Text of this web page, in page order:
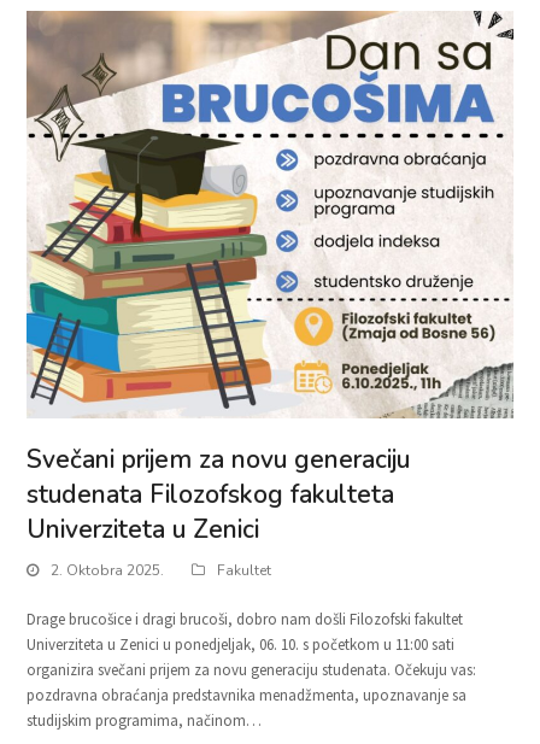
Svečani prijem za novu generaciju
studenata Filozofskog fakulteta
Univerziteta u Zenici
2. Oktobra 2025. Fakultet
Drage brucošice i dragi brucoši, dobro nam došli Filozofski fakultet
Univerziteta u Zenici u ponedjeljak, 06. 10. s početkom u 11:00 sati
organizira svečani prijem za novu generaciju studenata. Očekuju vas:
pozdravna obraćanja predstavnika menadžmenta, upoznavanje sa
studijskim programima, načinom…